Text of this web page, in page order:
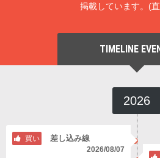
掲載しています。(
TIMELINE
2026
買い 差し込み線
2026/08/07